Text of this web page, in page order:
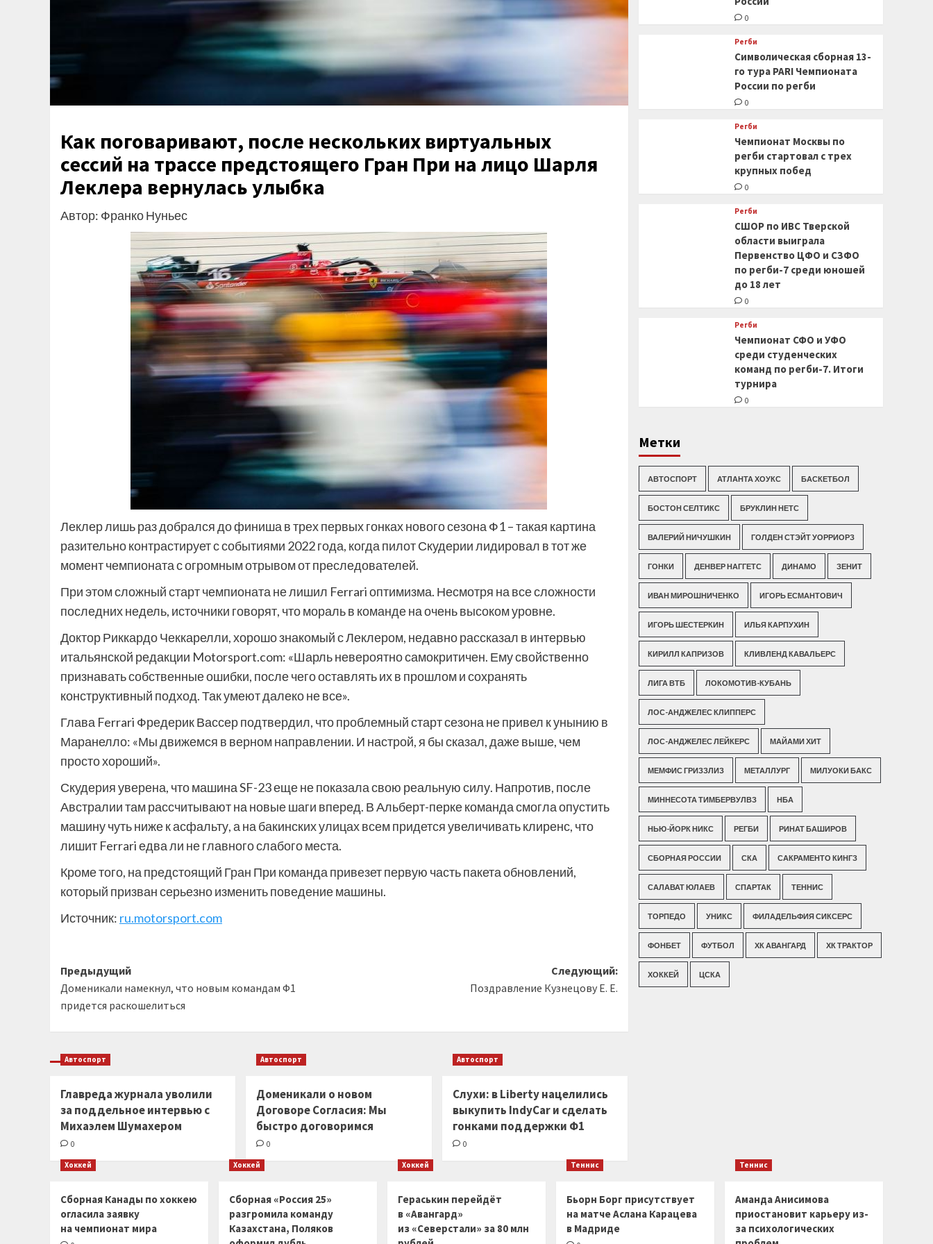
Как поговаривают, после нескольких виртуальных
сессий на трассе предстоящего Гран При на лицо Шарля
Леклера вернулась улыбка
Автор: Франко Нуньес
Леклер лишь раз добрался до финиша в трех первых гонках нового сезона Ф1 – такая картина
разительно контрастирует с событиями 2022 года, когда пилот Скудерии лидировал в тот же
момент чемпионата с огромным отрывом от преследователей.
При этом сложный старт чемпионата не лишил Ferrari оптимизма. Несмотря на все сложности
последних недель, источники говорят, что мораль в команде на очень высоком уровне.
Доктор Риккардо Чеккарелли, хорошо знакомый с Леклером, недавно рассказал в интервью
итальянской редакции Motorsport.com: «Шарль невероятно самокритичен. Ему свойственно
признавать собственные ошибки, после чего оставлять их в прошлом и сохранять
конструктивный подход. Так умеют далеко не все».
Глава Ferrari Фредерик Вассер подтвердил, что проблемный старт сезона не привел к унынию в
Маранелло: «Мы движемся в верном направлении. И настрой, я бы сказал, даже выше, чем
просто хороший».
Скудерия уверена, что машина SF-23 еще не показала свою реальную силу. Напротив, после
Австралии там рассчитывают на новые шаги вперед. В Альберт-перке команда смогла опустить
машину чуть ниже к асфальту, а на бакинских улицах всем придется увеличивать клиренс, что
лишит Ferrari едва ли не главного слабого места.
Кроме того, на предстоящий Гран При команда привезет первую часть пакета обновлений,
который призван серьезно изменить поведение машины.
Источник: ru.motorsport.com
Навигация
записи
Предыдущий
Доменикали намекнул, что новым командам Ф1
придется раскошелиться
Следующий:
Поздравление Кузнецову Е. Е.
Автоспорт
Главреда журнала уволили
за поддельное интервью с
Михаэлем Шумахером
0
Автоспорт
Доменикали о новом
Договоре Согласия: Мы
быстро договоримся
0
Автоспорт
Слухи: в Liberty нацелились
выкупить IndyCar и сделать
гонками поддержки Ф1
0
0
Регби
Символическая сборная 13-
го тура PARI Чемпионата
России по регби
0
Регби
Чемпионат Москвы по
регби стартовал с трех
крупных побед
0
Регби
СШОР по ИВС Тверской
области выиграла
Первенство ЦФО и СЗФО
по регби-7 среди юношей
до 18 лет
0
Регби
Чемпионат СФО и УФО
среди студенческих
команд по регби-7. Итоги
турнира
0
Метки
АВТОСПОРТ АТЛАНТА ХОУКС БАСКЕТБОЛ
БОСТОН СЕЛТИКС БРУКЛИН НЕТС
ВАЛЕРИЙ НИЧУШКИН ГОЛДЕН СТЭЙТ УОРРИОРЗ
ГОНКИ ДЕНВЕР НАГГЕТС ДИНАМО ЗЕНИТ
ИВАН МИРОШНИЧЕНКО ИГОРЬ ЕСМАНТОВИЧ
ИГОРЬ ШЕСТЕРКИН ИЛЬЯ КАРПУХИН
КИРИЛЛ КАПРИЗОВ КЛИВЛЕНД КАВАЛЬЕРС
ЛИГА ВТБ ЛОКОМОТИВ-КУБАНЬ
ЛОС-АНДЖЕЛЕС КЛИППЕРС
ЛОС-АНДЖЕЛЕС ЛЕЙКЕРС МАЙАМИ ХИТ
МЕМФИС ГРИЗЗЛИЗ МЕТАЛЛУРГ МИЛУОКИ БАКС
МИННЕСОТА ТИМБЕРВУЛВЗ НБА
НЬЮ-ЙОРК НИКС РЕГБИ РИНАТ БАШИРОВ
СБОРНАЯ РОССИИ СКА САКРАМЕНТО КИНГЗ
САЛАВАТ ЮЛАЕВ СПАРТАК ТЕННИС
ТОРПЕДО УНИКС ФИЛАДЕЛЬФИЯ СИКСЕРС
ФОНБЕТ ФУТБОЛ ХК АВАНГАРД ХК ТРАКТОР
ХОККЕЙ ЦСКА
Хоккей
Сборная Канады по хоккею
огласила заявку
на чемпионат мира
Хоккей
Сборная «Россия 25»
разгромила команду
Казахстана, Поляков
Хоккей
Гераськин перейдёт
в «Авангард»
из «Северстали» за 80 млн
Теннис
Бьорн Борг присутствует
на матче Аслана Карацева
в Мадриде
Теннис
Аманда Анисимова
приостановит карьеру из-
за психологических